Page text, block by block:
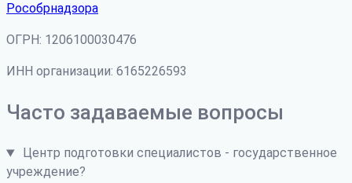
Рособрнадзора
ОГРН: 1206100030476
ИНН организации: 6165226593
Часто задаваемые вопросы
Центр подготовки специалистов - государственное
учреждение?